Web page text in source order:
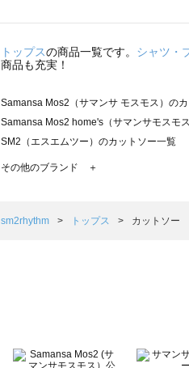
トップスの商品一覧です。 シャツ・
商品も充実！
Samansa Mos2（サマンサ モスモス）の
Samansa Mos2 home's（サマンサモスモ
SM2（エスエムツー）のカットソー一覧
TSUHARU by Samansa Mos2（ツハルバ
Samansa Mos2 Lagom（サマンサモスモ
BETTY'S BLUE（べティーズブルー）のカ
その他のブランド ＋
sm2rhythm トップス カットソー